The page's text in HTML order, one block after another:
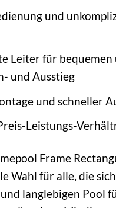
und
Leiter für bequemen
und Ausstieg
und schneller
Leistungs-
Frame
Wahl für alle, die
langlebigen Pool